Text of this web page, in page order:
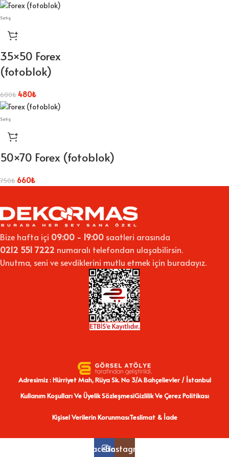
Satış
35×50 Forex
(fotoblok)
600₺480₺
Satış
50×70 Forex (fotoblok)
750₺ 660₺
Bize hafta içi 09:00 - 19:00 saatleri arasında
0212 551 7222 numaralı telefondan ulaşabilirsin.
Unutma, seni ve sevdiklerini mutlu etmek için buradayız.
Adresimiz : Hürriyet Mah, Rüya Sk. No 3/A Bahçelievler / İstanbul
Kullanım Koşulları Ve Üyelik SözleşmesiGizlilik Ve Çerez Politikası
Kişisel Verilerin KorunmasıTeslimat & İade
FacebookInstagram